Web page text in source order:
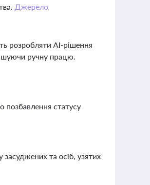
Джерело
розробляти AI-рішення
ручну працю.
позбавлення статусу
та осіб, узятих